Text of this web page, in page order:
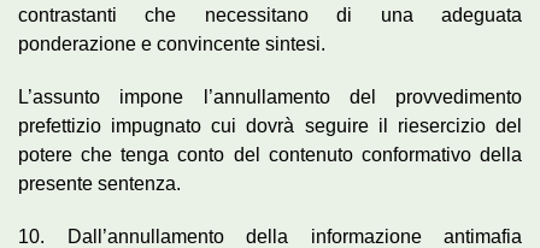
contrastanti che necessitano di una adeguata
ponderazione e convincente sintesi.
L’assunto impone l’annullamento del provvedimento
prefettizio impugnato cui dovrà seguire il riesercizio del
potere che tenga conto del contenuto conformativo della
presente sentenza.
10. Dall’annullamento della informazione antimafia